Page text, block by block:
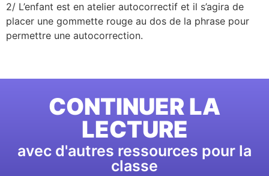
2/ L’enfant est en atelier autocorrectif et il s’agira de
placer une gommette rouge au dos de la phrase pour
permettre une autocorrection.
CONTINUER LA
LECTURE
avec d'autres ressources pour la
classe